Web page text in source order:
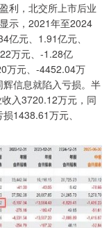
利，北交所上市后业
示，2021年至2024
亿元、1.91亿元、
万元、-1.28亿
万元、-4452.04万
信息就陷入亏损。半
入3720.12万元，同
1438.61万元、